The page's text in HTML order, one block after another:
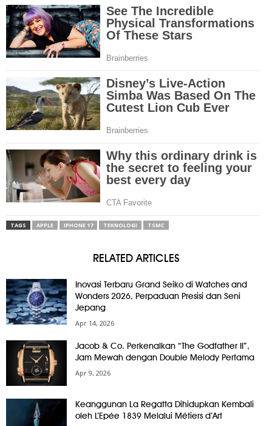
TAGS APPLE IPHONE 17 TEKNOLOGI TSMC
RELATED ARTICLES
Inovasi Terbaru Grand Seiko di Watches and
Wonders 2026, Perpaduan Presisi dan Seni
Jepang
Apr 14, 2026
Jacob & Co. Perkenalkan “The Godfather II”,
Jam Mewah dengan Double Melody Pertama
Apr 9, 2026
Keanggunan La Regatta Dihidupkan Kembali
oleh L’Epée 1839 Melalui Métiers d’Art